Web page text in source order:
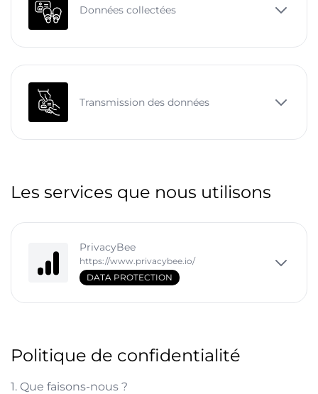
Données collectées
Transmission des données
Les services que nous utilisons
PrivacyBee
https://www.privacybee.io/
DATA PROTECTION
Politique de confidentialité
1. Que faisons-nous ?